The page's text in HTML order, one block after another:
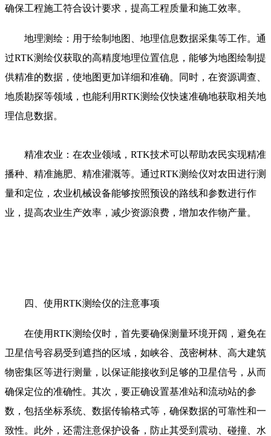
确保工程施工符合设计要求，提高工程质量和施工效率。
地理测绘：用于绘制地图、地理信息数据采集等工作。通
过RTK测绘仪获取的高精度地理位置信息，能够为地图绘制提
供精准的数据，使地图更加详细和准确。同时，在资源调查、
地质勘探等领域，也能利用RTK测绘仪快速准确地获取相关地
理信息数据。
精准农业：在农业领域，RTK技术可以帮助农民实现精准
播种、精准施肥、精准灌溉等。通过RTK测绘仪对农田进行测
量和定位，农业机械设备能够按照预设的路线和参数进行作
业，提高农业生产效率，减少资源浪费，增加农作物产量。
四、使用RTK测绘仪的注意事项
在使用RTK测绘仪时，首先要确保测量环境开阔，避免在
卫星信号容易受到遮挡的区域，如峡谷、茂密树林、高大建筑
物密集区等进行测量，以保证能接收到足够的卫星信号，从而
确保定位的准确性。其次，要正确设置基准站和流动站的参
数，包括坐标系统、数据传输格式等，确保数据的可靠性和一
致性。此外，还需注意保护设备，防止其受到震动、碰撞、水